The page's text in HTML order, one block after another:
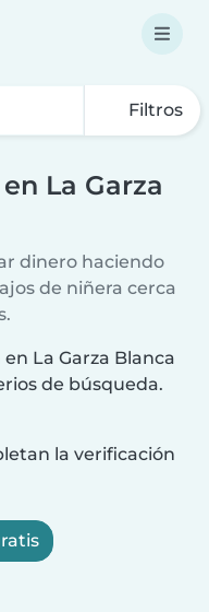
Filtros
La Garza
dinero haciendo
de niñera cerca
La Garza Blanca
de búsqueda.
la verificación